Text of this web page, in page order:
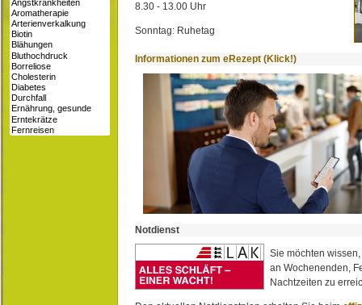
8.30 - 13.00 Uhr
Sonntag: Ruhetag
Informationen zum eRezept (Klick!)
Notdienst
Sie möchten
an Wochenenden,
Nachtzeiten zu